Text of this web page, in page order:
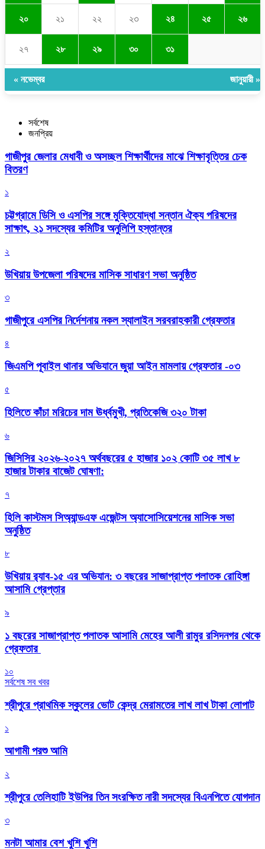
২০ ২১ ২২ ২৩ ২৪ ২৫ ২৬
২৭ ২৮ ২৯ ৩০ ৩১
« নভেম্বর জানুয়ারী »
সর্বশেষ
জনপ্রিয়
গাজীপুর জেলার মেধাবী ও অসচ্ছল শিক্ষার্থীদের মাঝে শিক্ষাবৃত্তির চেক
বিতরণ
১
চট্টগ্রামে ডিসি ও এসপির সঙ্গে মুক্তিযোদ্ধা সন্তান ঐক্য পরিষদের
সাক্ষাৎ, ২১ সদস্যের কমিটির অনুলিপি হস্তান্তর
২
উখিয়ায় উপজেলা পরিষদের মাসিক সাধারণ সভা অনুষ্ঠিত
৩
গাজীপুরে এসপির নির্দেশনায় নকল স্যালাইন সরবরাহকারী গ্রেফতার
৪
জিএমপি পূবাইল থানার অভিযানে জুয়া আইন মামলায় গ্রেফতার -০৩
৫
হিলিতে কাঁচা মরিচের দাম ঊর্ধ্বমুখী, প্রতিকেজি ৩২০ টাকা
৬
জিসিসির ২০২৬-২০২৭ অর্থবছরের ৫ হাজার ১০২ কোটি ৩৫ লাখ ৮
হাজার টাকার বাজেট ঘোষণা:
৭
হিলি কাস্টমস সিঅ্যান্ডএফ এজেন্টস অ্যাসোসিয়েশনের মাসিক সভা
অনুষ্ঠিত
৮
উখিয়ায় র‍্যাব-১৫ এর অভিযান: ৩ বছরের সাজাপ্রাপ্ত পলাতক রোহিঙ্গা
আসামি গ্রেপ্তার
৯
১ বছরের সাজাপ্রাপ্ত পলাতক আসামি মেহের আলী রামুর রসিদনগর থেকে
গ্রেফতার ‎
১০
সর্বশেষ সব খবর
শ্রীপুরে প্রাথমিক স্কুলের ভোট কেন্দ্র মেরামতের লাখ লাখ টাকা লোপাট
১
আগামী পরশু আমি
২
শ্রীপুরে তেলিহাটি ইউপির তিন সংরক্ষিত নারী সদস্যের বিএনপিতে যোগদান
৩
মনটা আমার বেশ খুশি খুশি